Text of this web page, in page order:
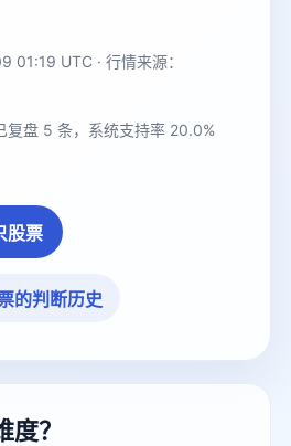
UTC · 行情来源：
复盘 5 条，系统支持率 20.0%
股票
的判断历史
？